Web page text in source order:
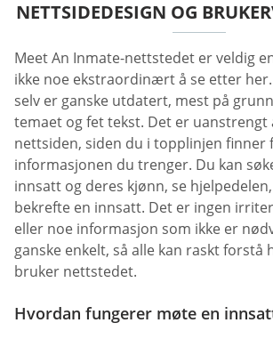
NETTSIDEDESIGN OG
Meet An Inmate-nettstedet er veldig
ikke noe ekstraordinært å se etter
selv er ganske utdatert, mest på
temaet og fet tekst. Det er uanstrengt
nettsiden, siden du i topplinjen finner
informasjonen du trenger. Du kan
innsatt og deres kjønn, se
bekrefte en innsatt. Det er ingen
eller noe informasjon som ikke er
ganske enkelt, så alle kan raskt forstå
bruker nettstedet.
Hvordan fungerer møte en